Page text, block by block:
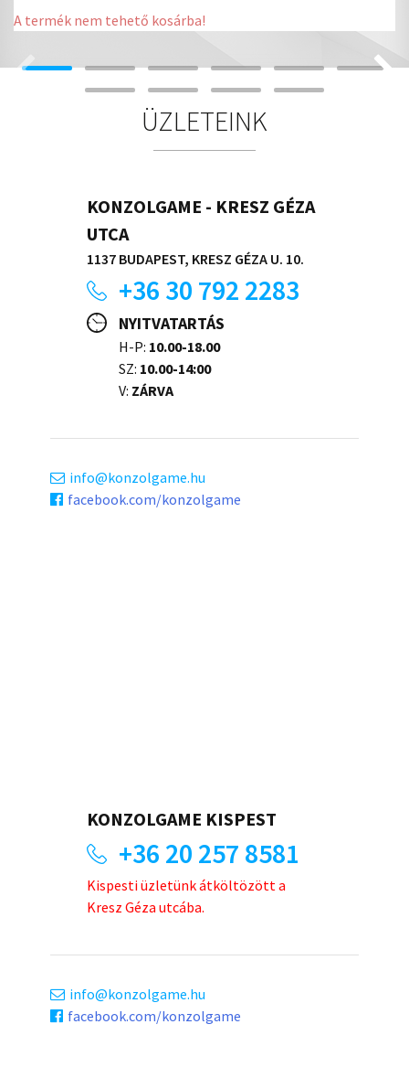
A termék nem tehető kosárba!
ÜZLETEINK
KONZOLGAME - KRESZ GÉZA
UTCA
1137 BUDAPEST, KRESZ GÉZA U. 10.
+36 30 792 2283
NYITVATARTÁS
H-P: 10.00-18.00
SZ: 10.00-14:00
V: ZÁRVA
info
konzolgame.hu
facebook.com/konzolgame
KONZOLGAME KISPEST
+36 20 257 8581
Kispesti üzletünk átköltözött a
Kresz Géza utcába.
info
konzolgame.hu
facebook.com/konzolgame